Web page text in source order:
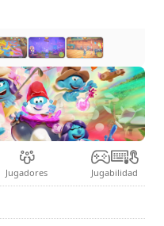
Jugadores Jugabilidad